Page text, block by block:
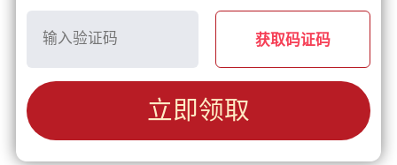
获取码证码
立即领取